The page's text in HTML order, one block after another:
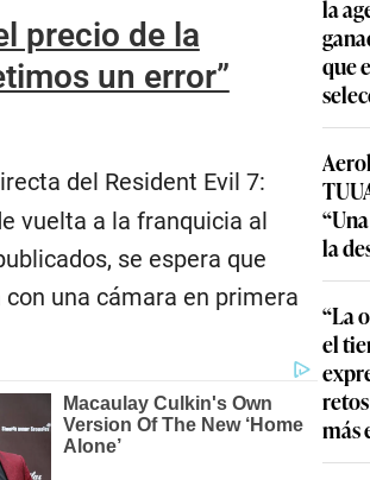
precio de la
un error”
del Resident Evil 7:
vuelta a la franquicia al
se espera que
una cámara en primera
la
que
la
“La
el
más